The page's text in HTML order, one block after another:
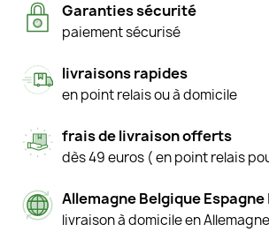
Garanties sécurité
paiement sécurisé
livraisons rapides
en point relais ou à domicile
frais de livraison offerts
dès 49 euros ( en point relais
Allemagne Belgique
livraison à domicile en